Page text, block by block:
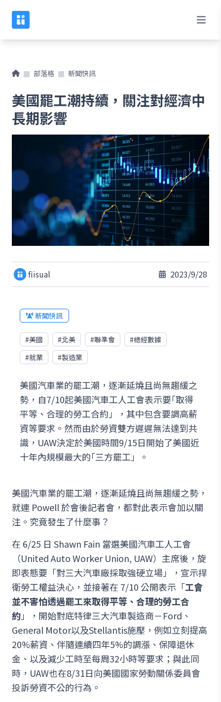
部落格 新聞快訊
美國罷工潮持續，關注對經濟中
長期影響
fiisual 2023/9/28
新聞快訊
#美國 #北美 #聯準會 #總經數據
#就業 #製造業
美國汽車業的罷工潮，逐漸延燒且尚無趨緩之
勢，自7/10起美國汽車工人工會表示要｢取得
平等、合理的勞工合約」，其中包含要調高薪
資等要求。然而由於勞資雙方遲遲無法達到共
識，UAW決定於美國時間9/15日開始了美國近
十年內規模最大的｢三方罷工」。
美國汽車業的罷工潮，逐漸延燒且尚無趨緩之勢，
就連 Powell 於會後記者會，都對此表示會加以關
注。究竟發生了什麼事？
在 6/25 日 Shawn Fain 當選美國汽車工人工會
（United Auto Worker Union, UAW）主席後，旋
即表態要「對三大汽車廠採取強硬立場」，宣示捍
衛勞工權益決心，並接著在 7/10 公開表示「工會
並不害怕透過罷工來取得平等、合理的勞工合
約」，開始對底特律三大汽車製造商－Ford、
General Motor以及Stellantis施壓，例如立刻提高
20%薪資、伴隨連續四年5%的調漲、保障退休
金、以及減少工時至每周32小時等要求；與此同
時，UAW也在8/31日向美國國家勞動關係委員會
投訴勞資不公的行為。